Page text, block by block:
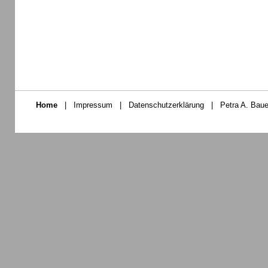
Home | Impressum | Datenschutzerklärung | Petra A.